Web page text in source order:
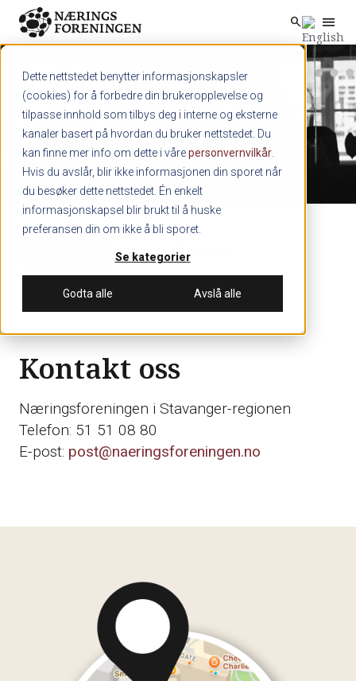
Dette nettstedet benytter informasjonskapsler
(cookies) for å forbedre din brukeropplevelse og
tilpasse innhold som tilbys deg i interne og eksterne
kanaler basert på hvordan du bruker nettstedet. Du
kan finne mer info om dette i vårepersonvernvilkår
Hvis du avslår, blir ikke informasjonen din sporet når
du besøker dette nettstedet. Én enkelt
informasjonskapsel blir brukt til å huske
preferansen din om ikke å bli sporet.
Se kategorier
Godta alle Avslå alle
Skip to main content
search
search menu
Ansatte
Kontakt oss
Næringsforeningen i Stavanger-regionen
Telefon: 51 51 08 80
E-post: post@naeringsforeningen.no